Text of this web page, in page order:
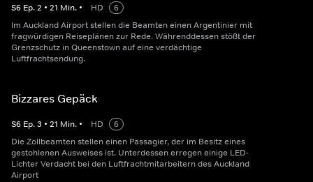
S6 Ep.2 • 21 Min. • HD
6
Im Auckland Airport stellen die Beamten einen Argentinier mit
fragwürdigen Reiseplänen zur Rede. Währenddessen stößt der
Grenzschutz in Queenstown auf eine verdächtige
Luftfrachtsendung.
Bizzares Gepäck
S6 Ep.3 • 21 Min. • HD
6
Die Zollbeamten stellen einen Passagier, der im Besitz eines
gestohlenen Ausweises ist. Unterdessen erregen einige LED-
Lichter Verdacht bei den Luftfrachtmitarbeitern des Auckland
Airport